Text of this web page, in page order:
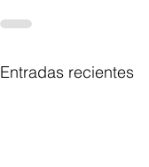
Entradas recientes